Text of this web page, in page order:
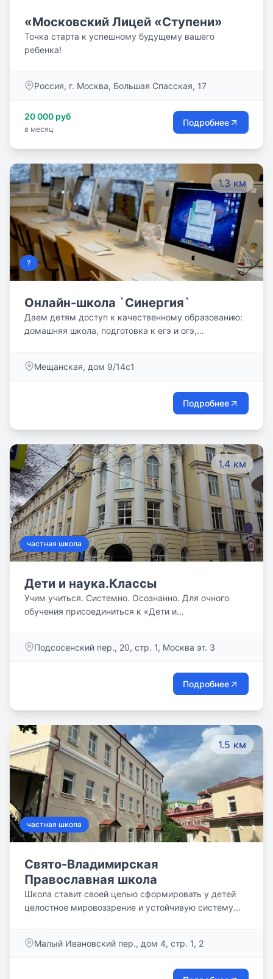
«Московский Лицей «Ступени»
Точка старта к успешному будущему вашего
ребенка!
Россия, г. Москва, Большая Спасская, 17
20 000 руб
в месяц
Подробнее
1.3 км
?
Онлайн-школа `Синергия`
Даем детям доступ к качественному образованию:
домашняя школа, подготовка к егэ и огэ,
Мещанская, дом 9/14с1
Подробнее
1.4 км
частная школа
Дети и наука.Классы
Учим учиться. Системно. Осознанно. Для очного
обучения присоединиться к «Дети и
детей. Перейти на заочное или семейное обучение и
в аккредитованных онлайн-центрах. Наши ребята
учатся три дня в неделю, в программу включены
обучения.
Подсосенский пер., 20, стр. 1, Москва эт. 3
Подробнее
1.5 км
частная школа
Свято-Владимирская
Православная школа
Школа ставит своей целью сформировать у детей
целостное мировоззрение и устойчивую систему
знания, которые позволят реализовать свои
Малый Ивановский пер., дом 4, стр. 1, 2